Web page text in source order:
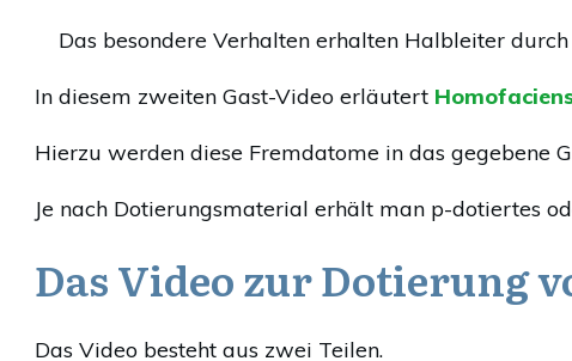
Das besondere Verhalten erhalten Halbleiter
In diesem zweiten Gast-Video erläutert
Hierzu werden diese Fremdatome in das gegebene
Je nach Dotierungsmaterial erhält man p-dotiertes
Das Video zur Dotierung
Das Video besteht aus zwei Teilen.